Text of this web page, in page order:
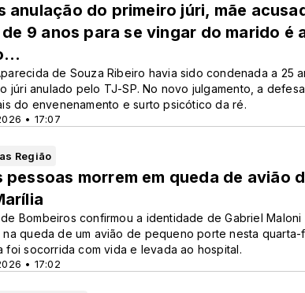
• 17:07
anulação do primeiro júri, mãe
9 anos para se vingar do marido é
de Souza Ribeiro havia sido condenada a 25
júri anulado pelo TJ-SP. No novo julgamento, a
do envenenamento e surto psicótico da ré.
Região
• 17:02
pessoas morrem em queda de avião
Bombeiros confirmou a identidade de Gabriel Maloni
na queda de um avião de pequeno porte nesta quarta-
foi socorrida com vida e levada ao hospital.